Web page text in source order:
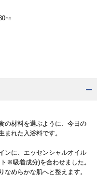
㎜
の材料を選ぶように、今日の
まれた入浴料です。
ンに、エッセンシャルオイル
※吸着成分)を合わせました。
なめらかな肌へと整えます。